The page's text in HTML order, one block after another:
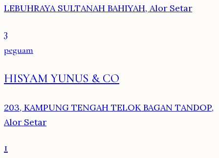
LEBUHRAYA SULTANAH BAHIYAH, Alor Setar
3
peguam
HISYAM YUNUS & CO
203, KAMPUNG TENGAH TELOK BAGAN TANDOP,
Alor Setar
1